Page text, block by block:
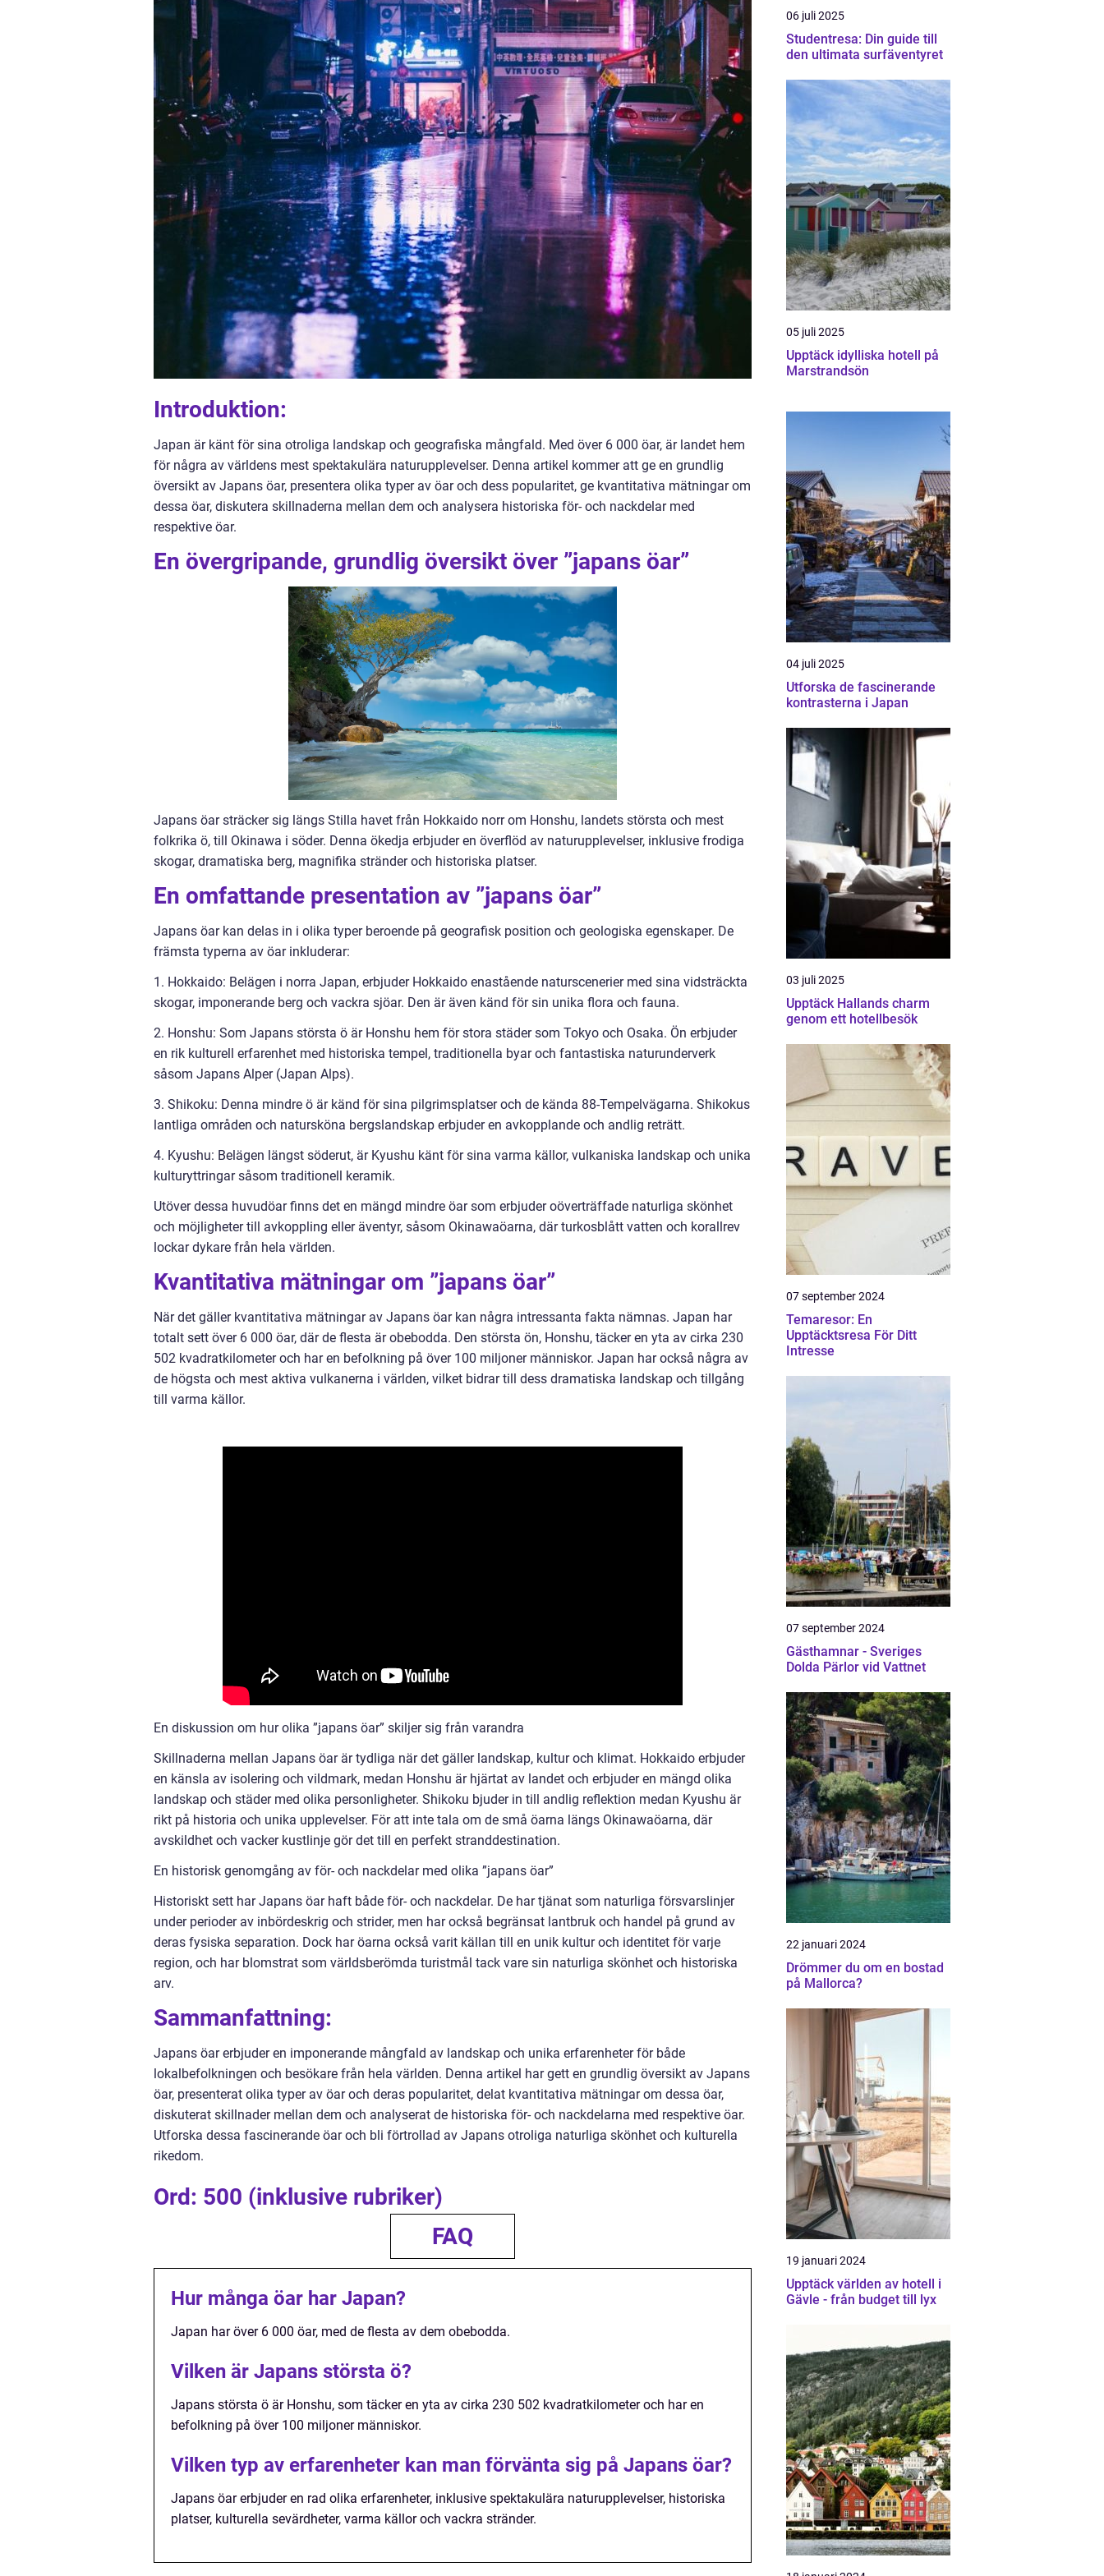
Introduktion:
Japan är känt för sina otroliga landskap och geografiska mångfald. Med över 6 000 öar, är landet hem
för några av världens mest spektakulära naturupplevelser. Denna artikel kommer att ge en grundlig
översikt av Japans öar, presentera olika typer av öar och dess popularitet, ge kvantitativa mätningar om
dessa öar, diskutera skillnaderna mellan dem och analysera historiska för- och nackdelar med
respektive öar.
En övergripande, grundlig översikt över ”japans öar”
Japans öar sträcker sig längs Stilla havet från Hokkaido norr om Honshu, landets största och mest
folkrika ö, till Okinawa i söder. Denna ökedja erbjuder en överflöd av naturupplevelser, inklusive frodiga
skogar, dramatiska berg, magnifika stränder och historiska platser.
En omfattande presentation av ”japans öar”
Japans öar kan delas in i olika typer beroende på geografisk position och geologiska egenskaper. De
främsta typerna av öar inkluderar:
1. Hokkaido: Belägen i norra Japan, erbjuder Hokkaido enastående naturscenerier med sina vidsträckta
skogar, imponerande berg och vackra sjöar. Den är även känd för sin unika flora och fauna.
2. Honshu: Som Japans största ö är Honshu hem för stora städer som Tokyo och Osaka. Ön erbjuder
en rik kulturell erfarenhet med historiska tempel, traditionella byar och fantastiska naturunderverk
såsom Japans Alper (Japan Alps).
3. Shikoku: Denna mindre ö är känd för sina pilgrimsplatser och de kända 88-Tempelvägarna. Shikokus
lantliga områden och natursköna bergslandskap erbjuder en avkopplande och andlig reträtt.
4. Kyushu: Belägen längst söderut, är Kyushu känt för sina varma källor, vulkaniska landskap och unika
kulturyttringar såsom traditionell keramik.
Utöver dessa huvudöar finns det en mängd mindre öar som erbjuder oöverträffade naturliga skönhet
och möjligheter till avkoppling eller äventyr, såsom Okinawaöarna, där turkosblått vatten och korallrev
lockar dykare från hela världen.
Kvantitativa mätningar om ”japans öar”
När det gäller kvantitativa mätningar av Japans öar kan några intressanta fakta nämnas. Japan har
totalt sett över 6 000 öar, där de flesta är obebodda. Den största ön, Honshu, täcker en yta av cirka 230
502 kvadratkilometer och har en befolkning på över 100 miljoner människor. Japan har också några av
de högsta och mest aktiva vulkanerna i världen, vilket bidrar till dess dramatiska landskap och tillgång
till varma källor.
En diskussion om hur olika ”japans öar” skiljer sig från varandra
Skillnaderna mellan Japans öar är tydliga när det gäller landskap, kultur och klimat. Hokkaido erbjuder
en känsla av isolering och vildmark, medan Honshu är hjärtat av landet och erbjuder en mängd olika
landskap och städer med olika personligheter. Shikoku bjuder in till andlig reflektion medan Kyushu är
rikt på historia och unika upplevelser. För att inte tala om de små öarna längs Okinawaöarna, där
avskildhet och vacker kustlinje gör det till en perfekt stranddestination.
En historisk genomgång av för- och nackdelar med olika ”japans öar”
Historiskt sett har Japans öar haft både för- och nackdelar. De har tjänat som naturliga försvarslinjer
under perioder av inbördeskrig och strider, men har också begränsat lantbruk och handel på grund av
deras fysiska separation. Dock har öarna också varit källan till en unik kultur och identitet för varje
region, och har blomstrat som världsberömda turistmål tack vare sin naturliga skönhet och historiska
arv.
Sammanfattning:
Japans öar erbjuder en imponerande mångfald av landskap och unika erfarenheter för både
lokalbefolkningen och besökare från hela världen. Denna artikel har gett en grundlig översikt av Japans
öar, presenterat olika typer av öar och deras popularitet, delat kvantitativa mätningar om dessa öar,
diskuterat skillnader mellan dem och analyserat de historiska för- och nackdelarna med respektive öar.
Utforska dessa fascinerande öar och bli förtrollad av Japans otroliga naturliga skönhet och kulturella
rikedom.
Ord: 500 (inklusive rubriker)
FAQ
Hur många öar har Japan?
Japan har över 6 000 öar, med de flesta av dem obebodda.
Vilken är Japans största ö?
Japans största ö är Honshu, som täcker en yta av cirka 230 502 kvadratkilometer och har en
befolkning på över 100 miljoner människor.
Vilken typ av erfarenheter kan man förvänta sig på Japans öar?
Japans öar erbjuder en rad olika erfarenheter, inklusive spektakulära naturupplevelser, historiska
platser, kulturella sevärdheter, varma källor och vackra stränder.
06 juli 2025
Studentresa: Din guide till
den ultimata surfäventyret
05 juli 2025
Upptäck idylliska hotell på
Marstrandsön
04 juli 2025
Utforska de fascinerande
kontrasterna i Japan
03 juli 2025
Upptäck Hallands charm
genom ett hotellbesök
07 september 2024
Temaresor: En
Upptäcktsresa För Ditt
Intresse
07 september 2024
Gästhamnar - Sveriges
Dolda Pärlor vid Vattnet
22 januari 2024
Drömmer du om en bostad
på Mallorca?
19 januari 2024
Upptäck världen av hotell i
Gävle - från budget till lyx